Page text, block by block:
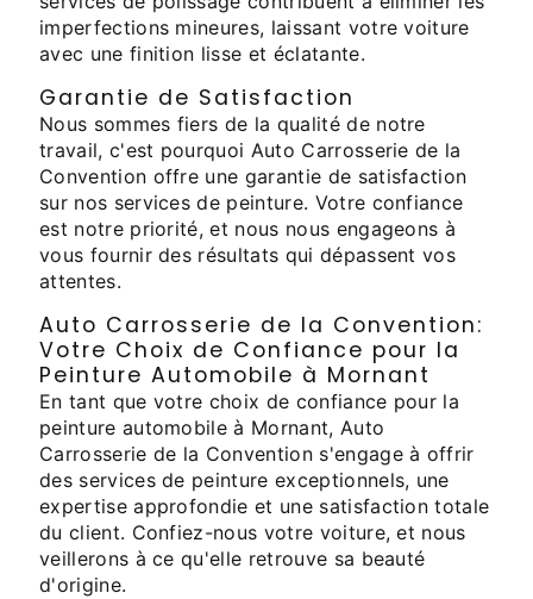
imperfections mineures, laissant votre voiture
avec une finition lisse et éclatante.
Garantie de Satisfaction
Nous sommes fiers de la qualité de notre
travail, c'est pourquoi Auto Carrosserie de la
Convention offre une garantie de satisfaction
sur nos services de peinture. Votre confiance
est notre priorité, et nous nous engageons à
vous fournir des résultats qui dépassent vos
attentes.
Auto Carrosserie de la Convention:
Votre Choix de Confiance pour la
Peinture Automobile à Mornant
En tant que votre choix de confiance pour la
peinture automobile à Mornant, Auto
Carrosserie de la Convention s'engage à offrir
des services de peinture exceptionnels, une
expertise approfondie et une satisfaction totale
du client. Confiez-nous votre voiture, et nous
veillerons à ce qu'elle retrouve sa beauté
d'origine.